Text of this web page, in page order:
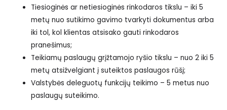
Tiesioginės ar netiesioginės rinkodaros tikslu – iki 5
metų nuo sutikimo gavimo tvarkyti dokumentus arba
iki tol, kol klientas atsisako gauti rinkodaros
pranešimus;
Teikiamų paslaugų grįžtamojo ryšio tikslu – nuo 2 iki 5
metų atsižvelgiant į suteiktos paslaugos rūšį;
Valstybės deleguotų funkcijų teikimo – 5 metus nuo
paslaugų suteikimo.